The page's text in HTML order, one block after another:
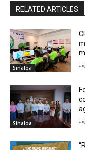
RELATED ARTICLES
Sinaloa
Sinaloa